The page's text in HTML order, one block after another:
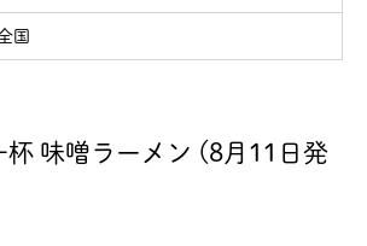
国
杯 味噌ラーメン (8月11日発